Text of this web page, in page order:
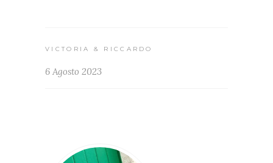
VICTORIA & RICCARDO
6 Agosto 2023